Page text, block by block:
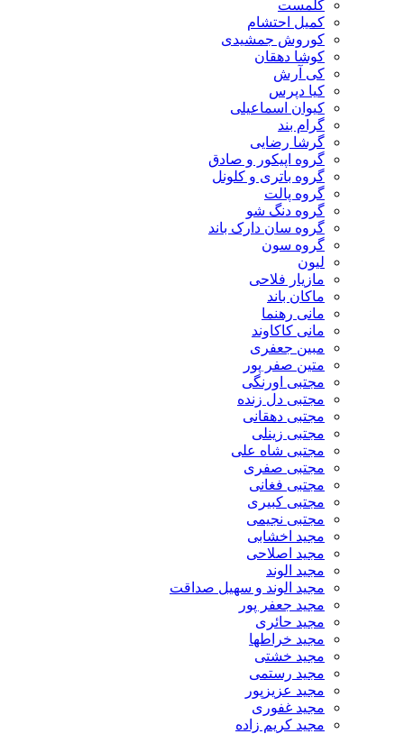
کلمست
کمیل احتشام
کوروش جمشیدی
کوشا دهقان
کی آرش
کیا دپرس
کیوان اسماعیلی
گرام بند
گرشا رضایی
گروه اپیکور و صادق
گروه باتری و کلونل
گروه پالت
گروه دنگ شو
گروه سان دارک باند
گروه سون
لیون
مازیار فلاحی
ماکان باند
مانی رهنما
مانی کاکاوند
مبین جعفری
متین صفر پور
مجتبی اورنگی
مجتبی دل زنده
مجتبی دهقانی
مجتبی زینلی
مجتبی شاه علی
مجتبی صفری
مجتبی فغانی
مجتبی کبیری
مجتبی نجیمی
مجید اخشابی
مجید اصلاحی
مجید الوند‎
مجید الوند و سهیل صداقت
مجید جعفر پور
مجید حائری
مجید خراطها
مجید خشتی
مجید رستمی
مجید عزیزپور
مجید غفوری
مجید کریم زاده